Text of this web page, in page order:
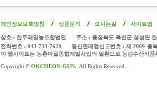
개인정보보호방침 상품문의 오시는길 사이트맵
상호 : 한두레영농조합법인
주소 : 충청북도 옥천군 청성면
전화번호 : 043-733-7620
통신판매업신고번호 : 제 2009-충
이 웹사이트는 농촌마을종합개발사업의 일환으로 농림수산식
Copyright © OKCHEON-GUN. All Rights Reserved.